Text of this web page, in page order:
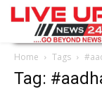
Home Tags
Tag: